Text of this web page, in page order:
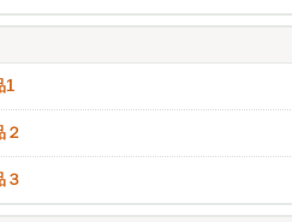
1
２
３